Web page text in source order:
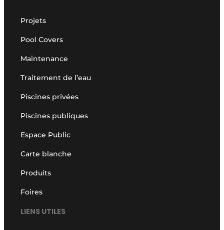
Projets
Pool Covers
Maintenance
Traitement de l’eau
Piscines privées
Piscines publiques
Espace Public
Carte blanche
Produits
Foires
LIENS UTILES